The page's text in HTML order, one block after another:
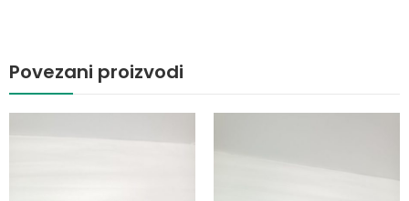
Povezani proizvodi